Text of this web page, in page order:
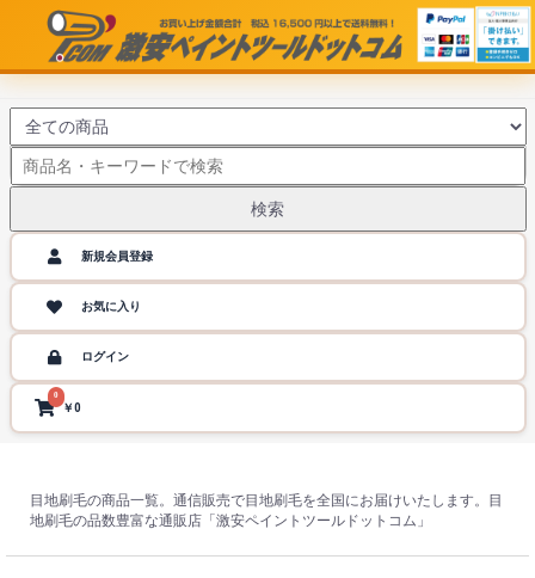
検索
新規会員登録
お気に入り
ログイン
0
￥0
目地刷毛の商品一覧。通信販売で目地刷毛を全国にお届けいたします。目
地刷毛の品数豊富な通販店「激安ペイントツールドットコム」